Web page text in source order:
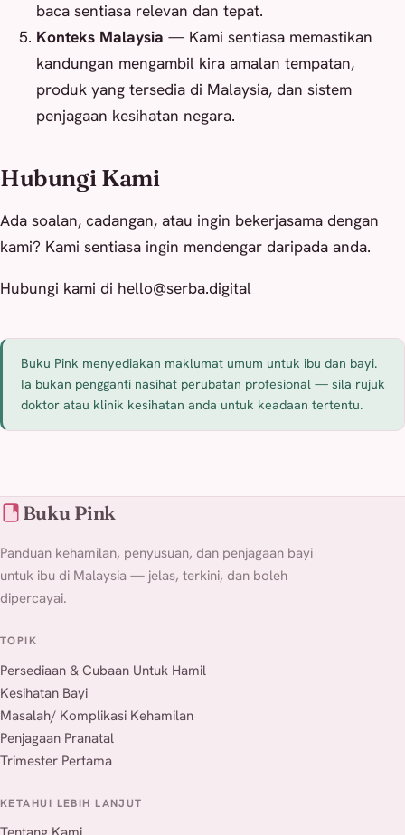
baca sentiasa relevan dan tepat.
Konteks Malaysia — Kami sentiasa memastikan
kandungan mengambil kira amalan tempatan,
produk yang tersedia di Malaysia, dan sistem
penjagaan kesihatan negara.
Hubungi Kami
Ada soalan, cadangan, atau ingin bekerjasama dengan
kami? Kami sentiasa ingin mendengar daripada anda.
Hubungi kami di hello@serba.digital
Buku Pink menyediakan maklumat umum untuk ibu dan bayi.
Ia bukan pengganti nasihat perubatan profesional — sila rujuk
doktor atau klinik kesihatan anda untuk keadaan tertentu.
Buku Pink
Panduan kehamilan, penyusuan, dan penjagaan bayi
untuk ibu di Malaysia — jelas, terkini, dan boleh
dipercayai.
TOPIK
Persediaan & Cubaan Untuk Hamil
Kesihatan Bayi
Masalah/ Komplikasi Kehamilan
Penjagaan Pranatal
Trimester Pertama
KETAHUI LEBIH LANJUT